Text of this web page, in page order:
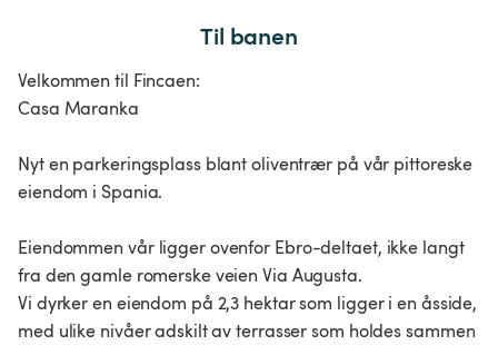
Til banen
Velkommen til Fincaen:
Casa Maranka
Nyt en parkeringsplass blant oliventrær på vår pittoreske
eiendom i Spania.
Eiendommen vår ligger ovenfor Ebro-deltaet, ikke langt
fra den gamle romerske veien Via Augusta.
Vi dyrker en eiendom på 2,3 hektar som ligger i en åsside,
med ulike nivåer adskilt av terrasser som holdes sammen